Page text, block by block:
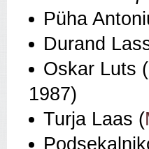
Püha
Durand
Oskar Luts (
1987)
Turja Laas (